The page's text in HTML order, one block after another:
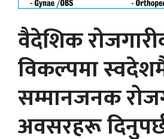
वैदेशिक
विकल्पमा
सम्मानजनक
अवसरहरू